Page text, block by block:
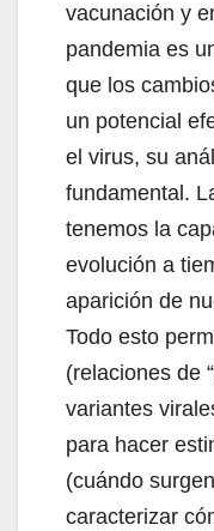
vacunación y
pandemia es
que los
un potencial
el virus, su
fundamental.
tenemos la
evolución a
aparición de
Todo esto
(relaciones de
variantes
para hacer
(cuándo
caracterizar